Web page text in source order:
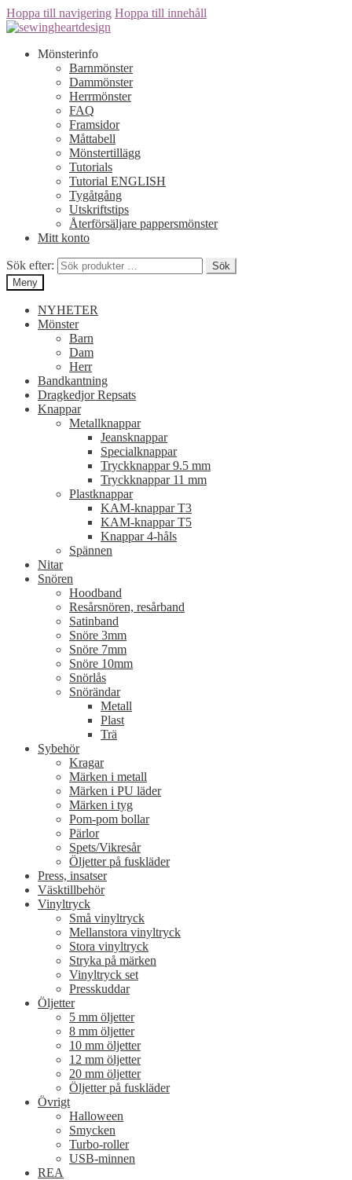
Hoppa till navigering Hoppa till innehåll
Mönsterinfo
Barnmönster
Dammönster
Herrmönster
FAQ
Framsidor
Måttabell
Mönstertillägg
Tutorials
Tutorial ENGLISH
Tygåtgång
Utskriftstips
Återförsäljare pappersmönster
Mitt konto
Sök efter:
Sök
Meny
NYHETER
Mönster
Barn
Dam
Herr
Bandkantning
Dragkedjor Repsats
Knappar
Metallknappar
Jeansknappar
Specialknappar
Tryckknappar 9.5 mm
Tryckknappar 11 mm
Plastknappar
KAM-knappar T3
KAM-knappar T5
Knappar 4-håls
Spännen
Nitar
Snören
Hoodband
Resårsnören, resårband
Satinband
Snöre 3mm
Snöre 7mm
Snöre 10mm
Snörlås
Snörändar
Metall
Plast
Trä
Sybehör
Kragar
Märken i metall
Märken i PU läder
Märken i tyg
Pom-pom bollar
Pärlor
Spets/Vikresår
Öljetter på fuskläder
Press, insatser
Väsktillbehör
Vinyltryck
Små vinyltryck
Mellanstora vinyltryck
Stora vinyltryck
Stryka på märken
Vinyltryck set
Presskuddar
Öljetter
5 mm öljetter
8 mm öljetter
10 mm öljetter
12 mm öljetter
20 mm öljetter
Öljetter på fuskläder
Övrigt
Halloween
Smycken
Turbo-roller
USB-minnen
REA